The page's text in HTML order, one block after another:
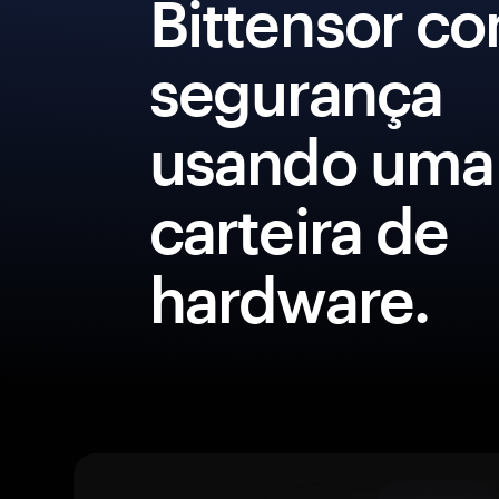
Bittensor
segurança
usando uma
carteira de
hardware.